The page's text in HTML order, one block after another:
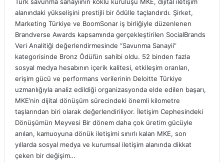
alanındaki yükselişini prestijli bir ödülle taçlandırdı. Şirket,
Marketing Türkiye ve BoomSonar iş birliğiyle düzenlenen
Brandverse Awards kapsamında gerçekleştirilen SocialBrands
Veri Analitiği değerlendirmesinde “Savunma Sanayii”
kategorisinde Bronz Ödül’ün sahibi oldu. 52 binden fazla
sosyal medya hesabının içerik kalitesi, etkileşim oranları,
erişim gücü ve performans verilerinin Deloitte Türkiye
uzmanlığıyla analiz edildiği organizasyonda elde edilen başarı,
MKE’nin dijital dönüşüm sürecindeki önemli kilometre
taşlarından biri olarak değerlendiriliyor. İletişim Cephesindeki
Dönüşümün Meyvesi Bir dönem daha çok üretim gücüyle
anılan, kamuoyuna dönük iletişimi sınırlı kalan MKE, son
yıllarda sosyal medya ve kurumsal iletişim alanında dikkat
çeken bir değişim…